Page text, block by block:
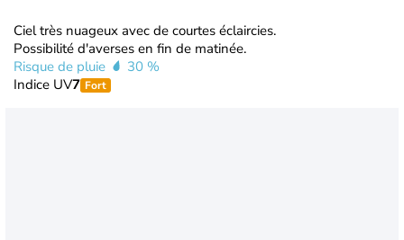
Ciel très nuageux avec de courtes éclaircies.
Possibilité d'averses en fin de matinée.
Risque de pluie
30 %
Indice UV7 Fort